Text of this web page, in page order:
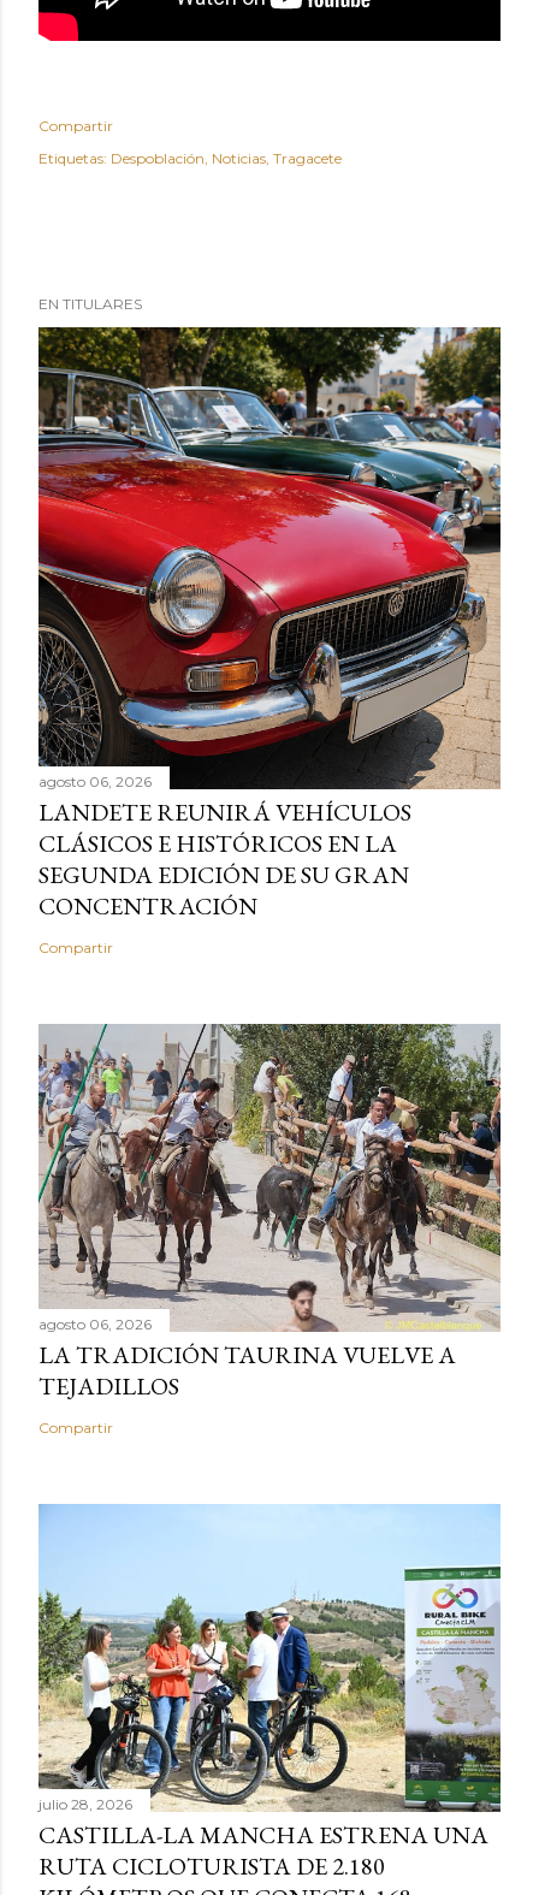
Compartir
Etiquetas: Despoblación Noticias Tragacete
EN TITULARES
agosto 06, 2026
LANDETE REUNIRÁ VEHÍCULOS
CLÁSICOS E HISTÓRICOS EN LA
SEGUNDA EDICIÓN DE SU GRAN
CONCENTRACIÓN
Compartir
agosto 06, 2026
LA TRADICIÓN TAURINA VUELVE A
TEJADILLOS
Compartir
julio 28, 2026
CASTILLA-LA MANCHA ESTRENA UNA
RUTA CICLOTURISTA DE 2.180